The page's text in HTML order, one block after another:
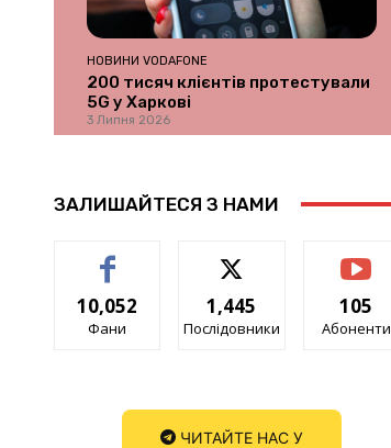
НОВИНИ VODAFONE
200 тисяч клієнтів протестували
5G у Харкові
3 Липня 2026
ЗАЛИШАЙТЕСЯ З НАМИ
10,052
Фани
1,445
Послідовники
105
Абоненти
ЧИТАЙТЕ НАС У